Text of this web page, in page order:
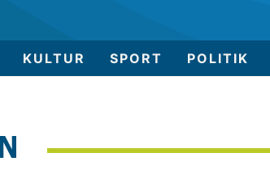
KULTUR SPORT POLITIK